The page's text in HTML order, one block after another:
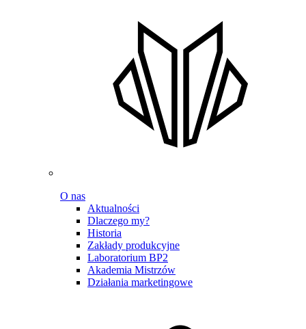
O nas
Aktualności
Dlaczego my?
Historia
Zakłady produkcyjne
Laboratorium BP2
Akademia Mistrzów
Działania marketingowe